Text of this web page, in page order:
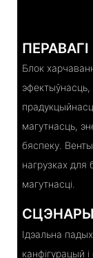
Блок
магутнасць,
бяспеку.
нагрузках для
магутнасці.
Ідэальна
канфігурацый